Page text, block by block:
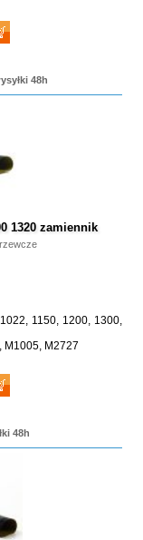
48h
1320 zamiennik
1150, 1200, 1300,
M1005, M2727
48h